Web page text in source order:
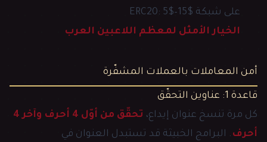
على شبكة ERC20: 5$–15$
الخيار الأمثل لمعظم اللاعبين العرب
أمن المعاملات بالعملات المشفّرة
قاعدة 1: عناوين التحقّق
كل مرة تنسخ عنوان إيداع،
تحقّق من أوّل 4 أحرف وآخر 4
أحرف . البرامج الخبيثة قد تستبدل العنوان في